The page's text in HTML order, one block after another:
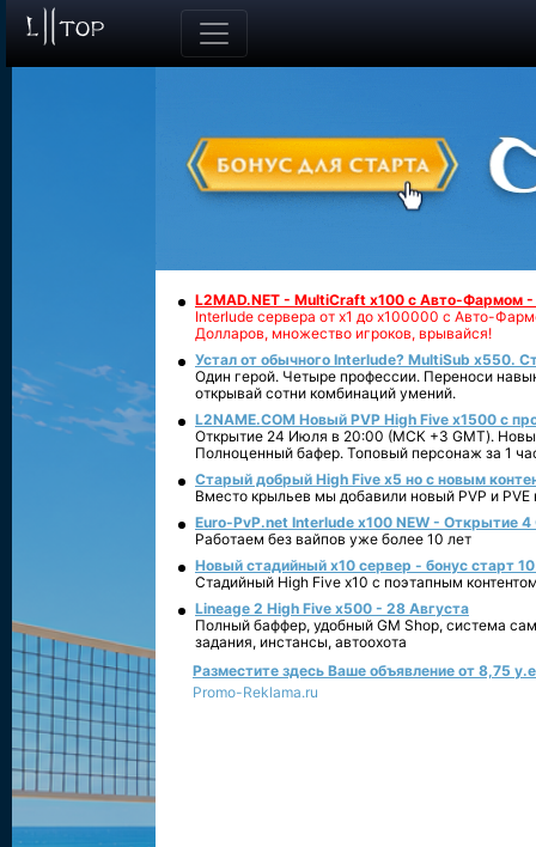
L2MAD.NET - MultiCraft x100 с Авто-Фармом
Interlude сервера от х1 до х100000 с Авто-
Долларов, множество игроков, врывайся!
Устал от обычного Interlude? MultiSub x550.
Один герой. Четыре профессии. Переноси
открывай сотни комбинаций умений.
L2NAME.COM Новый PVP High Five x1500 с
Открытие 24 Июля в 20:00 (МСК +3 GMT).
Полноценный бафер. Топовый персонаж за 1
Старый добрый High Five x5 но с новым
Вместо крыльев мы добавили новый PVP и PVE
Euro-PvP.net Interlude х100 NEW - Открытие 4
Работаем без вайпов уже более 10 лет
Новый стадийный х10 сервер - бонус старт
Стадийный High Five x10 с поэтапным
Lineage 2 High Five x500 - 28 Августа
Полный баффер, удобный GM Shop, система
задания, инстансы, автоохота
Разместите здесь Ваше объявление от 8,75
Promo-Reklama.ru